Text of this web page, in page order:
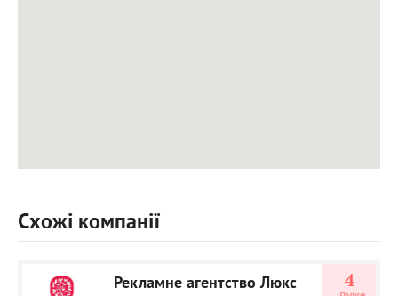
Схожі компанії
Рекламне агентство Люкс 4